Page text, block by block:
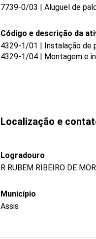
7739-0/03 | Aluguel de
Código e descrição da
4329-1/01 | Instalação de
4329-1/04 | Montagem e
Localização e
Logradouro
R RUBEM RIBEIRO DE
Município
Assis